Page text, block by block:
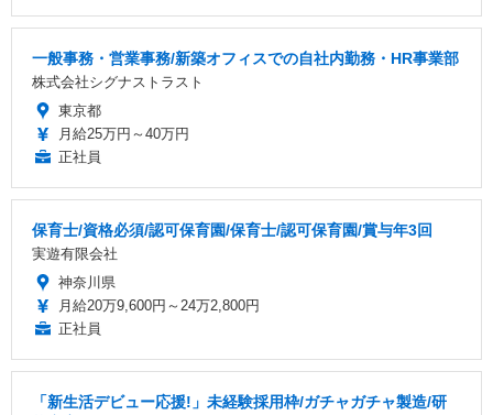
一般事務・営業事務/新築オフィスでの自社内勤務・HR事業部
株式会社シグナストラスト
東京都
月給25万円～40万円
正社員
保育士/資格必須/認可保育園/保育士/認可保育園/賞与年3回
実遊有限会社
神奈川県
月給20万9,600円～24万2,800円
正社員
「新生活デビュー応援!」未経験採用枠/ガチャガチャ製造/研